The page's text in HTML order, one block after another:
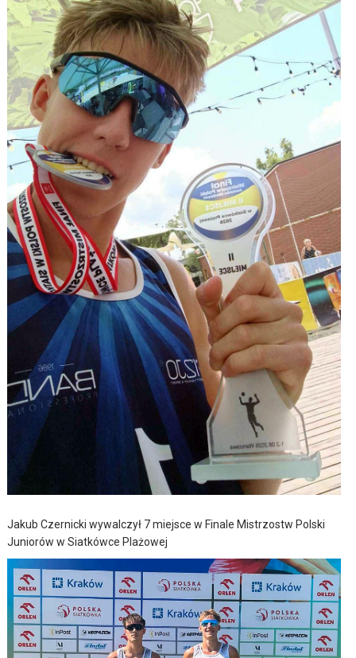
Jakub Czernicki wywalczył 7 miejsce w Finale Mistrzostw Polski
Juniorów w Siatkówce Plażowej